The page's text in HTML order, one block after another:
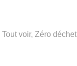
Tout voir, Zéro déchet